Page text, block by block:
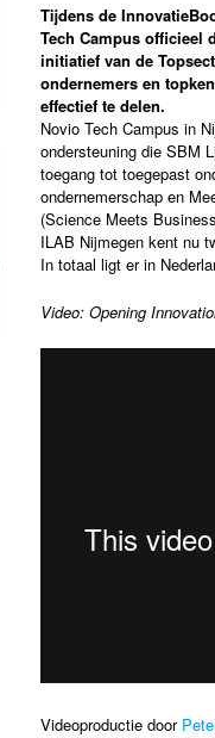
Tijdens de
Tech Campus officieel
initiatief van de
ondernemers en
effectief te delen.
Novio Tech Campus in
ondersteuning die SBM
toegang tot toegepast
ondernemerschap en
(Science Meets
ILAB Nijmegen kent nu
In totaal ligt er in
Video: Opening
Videoproductie door